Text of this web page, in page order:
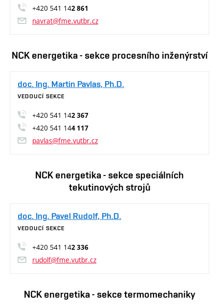
+420 541 142 861
navrat@fme.vutbr.cz
NCK energetika - sekce procesního inženýrství
doc. Ing. Martin Pavlas, Ph.D.
VEDOUCÍ SEKCE
+420 541 142 367
+420 541 144 117
pavlas@fme.vutbr.cz
NCK energetika - sekce speciálních
tekutinových strojů
doc. Ing. Pavel Rudolf, Ph.D.
VEDOUCÍ SEKCE
+420 541 142 336
rudolf@fme.vutbr.cz
NCK energetika - sekce termomechaniky